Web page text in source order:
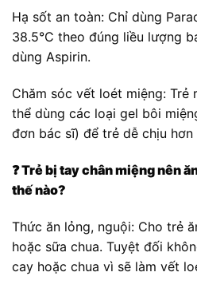
Hạ sốt an toàn: Chỉ dùng
38.5°C theo đúng liều lượng
dùng Aspirin.
Chăm sóc vết loét miệng: Trẻ
thể dùng các loại gel bôi
đơn bác sĩ) để trẻ dễ chịu
❓Trẻ bị tay chân miệng nên
thế nào?
Thức ăn lỏng, nguội: Cho trẻ
hoặc sữa chua. Tuyệt đối
cay hoặc chua vì sẽ làm vết